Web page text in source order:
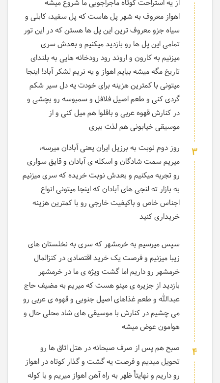
از یه استراحت کوتاه ماجراجویی ما شروع میشه
اهواز معروف به شهر پل هاست که پل سفید، کابلی و
سیاه جزو معروف ترین این پل ها هستن که در این تور
تمامی این پل ها رو بازدید میکنیم و بعدش سری
میزنیم به کارون و اروند رود رودخانه هایی به بلندای
تاریخ مگه میشه بیایم اهواز و یه نریم لشکر آباد! اینجا
میتونی با کمترین هزینه برای خودت یه دل سیر شکم
گردی کنی و طعم اصیل فلافل و سمبوسه رو بچشی و
در کنارش قهوه عربی و باقلوا هم میل کنی و از
موسیقی خیابونی هم لذت ببری
3
روز دوم نوبت به برزیل ایران یعنی آبادان میرسه،
میریم سمت شادگان و اسکله ی آبادان و قایق سواری
رو تجربه میکنیم و بعدش نوبت خریده که سری میزنیم
به بازار ته لنجی های آبادان که اینجا میتونی انواع
اجناس خاص و باکیفیت خارجی رو با کمترین هزینه
خریداری کنید
سپس میرسیم به خرمشهر که سری به نخلستان های
زیبا میزنیم و فرصت یک خرید اقتصادی در کنزالمال
خرمشهر رو داریم اما گشت ویژه ی ما در خرمشهر
بازدید از جزیره ی مینو هست که میریم به مضیف حاج
عبدالله و طعم غذاهای اصیل جنوبی و قهوه ی عربی رو
می چشیم در کنارش با موسیقی های شاد محلی حال و
هوامون عوض میشه
4
صبح هم پس از صرف صبحانه در هتل اتاق ها رو
تحویل میدیم و فرصت یه گشت و گذار کوتاه در اهواز
رو داریم و نهایتاً ظهر به راه آهن اهواز میریم و با کوله